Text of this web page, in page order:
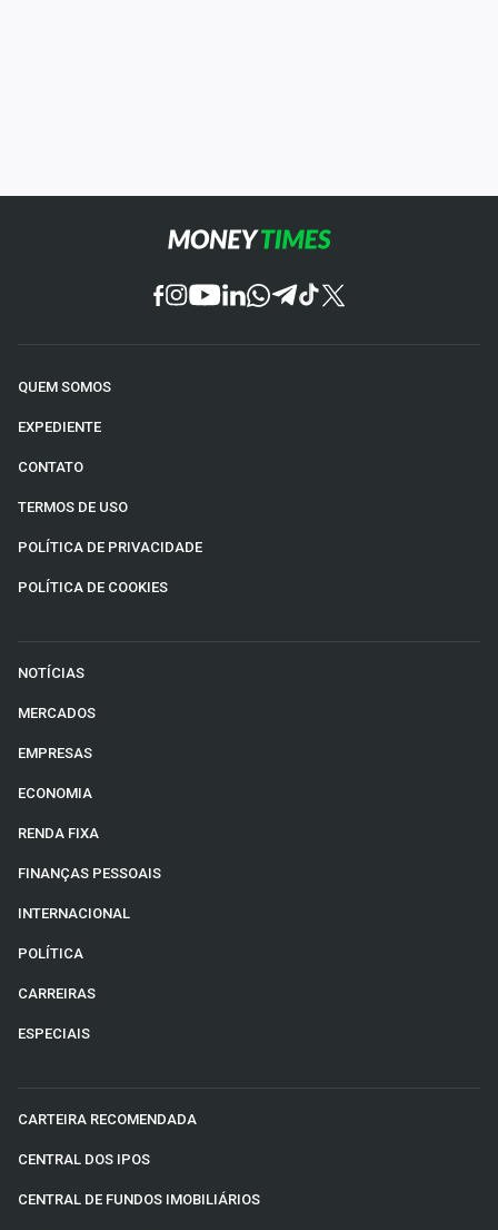
QUEM SOMOS
EXPEDIENTE
CONTATO
TERMOS DE USO
POLÍTICA DE PRIVACIDADE
POLÍTICA DE COOKIES
NOTÍCIAS
MERCADOS
EMPRESAS
ECONOMIA
RENDA FIXA
FINANÇAS PESSOAIS
INTERNACIONAL
POLÍTICA
CARREIRAS
ESPECIAIS
CARTEIRA RECOMENDADA
CENTRAL DOS IPOS
CENTRAL DE FUNDOS IMOBILIÁRIOS